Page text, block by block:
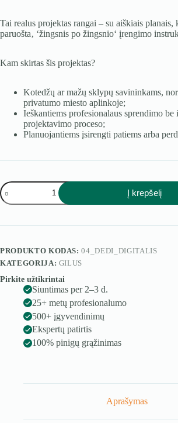
Tai realus projektas rangai – su aiškiais planais,
paruošta‚ ‘žingsnis po žingsnio‘ įrengimo
Kam skirtas šis projektas?
Kotedžų ar mažų sklypų savininkams,
privatumo miesto aplinkoje;
Ieškantiems profesionalaus sprendimo
projektavimo proceso;
Planuojantiems įsirengti patiems arba
produkto
kiekis:
Digitalis
Į krepšelį
PRODUKTO KODAS:04_DEDI_DIGITALIS
KATEGORIJA: GILUS
Pirkite užtikrintai
Siuntimas per 2–3 d.
25+ metų profesionalumo
500+ įgyvendinimų
Ekspertų patirtis
100% pinigų grąžinimas
Aprašymas